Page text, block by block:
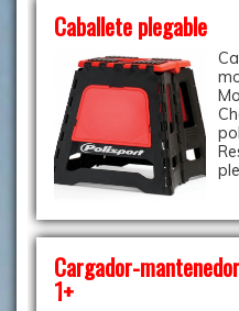
Caballete plegable
Cargador-
1+